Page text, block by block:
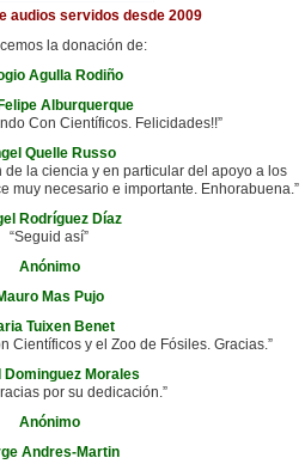
audios servidos desde 2009
la donación de:
Agulla Rodiño
Alburquerque
Con Científicos. Felicidades!!”
Quelle Russo
de la ciencia y en particular del apoyo a los
muy necesario e importante. Enhorabuena.”
Rodríguez Díaz
“Seguid así”
Anónimo
Mas Pujo
Tuixen Benet
Científicos y el Zoo de Fósiles. Gracias.”
Dominguez Morales
por su dedicación.”
Anónimo
Andres-Martin